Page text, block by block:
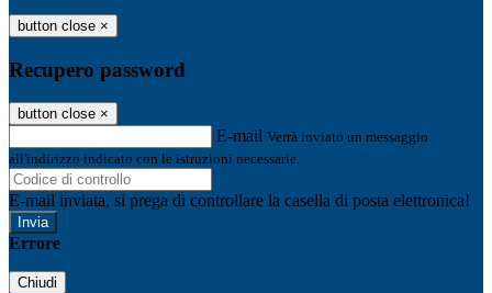
button close ×
Recupero password
button close ×
E-mail Verrà inviato un messaggio
all'indirizzo indicato con le istruzioni necessarie.
E-mail inviata, si prega di controllare la casella di posta elettronica!
Errore
Chiudi